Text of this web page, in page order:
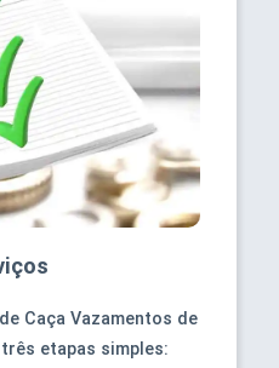
Caça Vazamentos de
etapas simples: